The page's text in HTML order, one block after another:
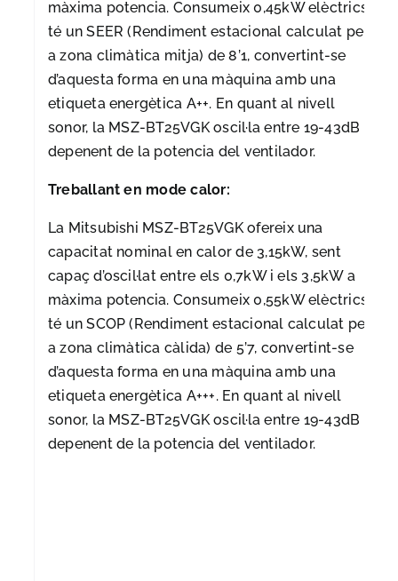
màxima potencia. Consumeix 0,45kW elèctrics i
té un SEER (Rendiment estacional calculat per
a zona climàtica mitja) de 8’1, convertint-se
d’aquesta forma en una màquina amb una
etiqueta energètica A++. En quant al nivell
sonor, la MSZ-BT25VGK oscil·la entre 19-43dB
depenent de la potencia del ventilador.
Treballant en mode calor:
La Mitsubishi MSZ-BT25VGK ofereix una
capacitat nominal en calor de 3,15kW, sent
capaç d’oscil·lat entre els 0,7kW i els 3,5kW a
màxima potencia. Consumeix 0,55kW elèctrics i
té un SCOP (Rendiment estacional calculat per
a zona climàtica càlida) de 5’7, convertint-se
d’aquesta forma en una màquina amb una
etiqueta energètica A+++. En quant al nivell
sonor, la MSZ-BT25VGK oscil·la entre 19-43dB
depenent de la potencia del ventilador.